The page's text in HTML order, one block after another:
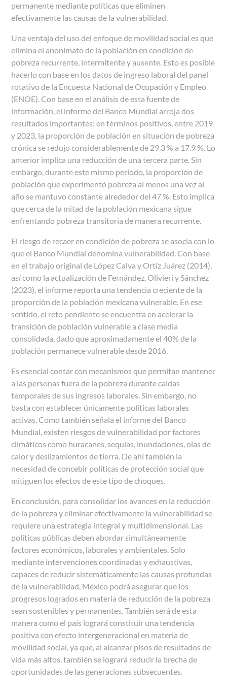
permanente mediante políticas que eliminen
efectivamente las causas de la vulnerabilidad.
Una ventaja del uso del enfoque de movilidad social es que
elimina el anonimato de la población en condición de
pobreza recurrente, intermitente y ausente. Esto es posible
hacerlo con base en los datos de ingreso laboral del panel
rotativo de la Encuesta Nacional de Ocupación y Empleo
(ENOE). Con base en el análisis de esta fuente de
información, el informe del Banco Mundial arroja dos
resultados importantes: en términos positivos, entre 2019
y 2023, la proporción de población en situación de pobreza
crónica se redujo considerablemente de 29.3 % a 17.9 %. Lo
anterior implica una reducción de una tercera parte. Sin
embargo, durante este mismo periodo, la proporción de
población que experimentó pobreza al menos una vez al
año se mantuvo constante alrededor del 47 %. Esto implica
que cerca de la mitad de la población mexicana sigue
enfrentando pobreza transitoria de manera recurrente.
El riesgo de recaer en condición de pobreza se asocia con lo
que el Banco Mundial denomina vulnerabilidad. Con base
en el trabajo original de López Calva y Ortíz Juárez (2014),
así como la actualización de Fernández, Olivieri y Sánchez
(2023), el informe reporta una tendencia creciente de la
proporción de la población mexicana vulnerable. En ese
sentido, el reto pendiente se encuentra en acelerar la
transición de población vulnerable a clase media
consolidada, dado que aproximadamente el 40% de la
población permanece vulnerable desde 2016.
Es esencial contar con mecanismos que permitan mantener
a las personas fuera de la pobreza durante caídas
temporales de sus ingresos laborales. Sin embargo, no
basta con establecer únicamente políticas laborales
activas. Como también señala el informe del Banco
Mundial, existen riesgos de vulnerabilidad por factores
climáticos como huracanes, sequías, inundaciones, olas de
calor y deslizamientos de tierra. De ahí también la
necesidad de concebir políticas de protección social que
mitiguen los efectos de este tipo de choques.
En conclusión, para consolidar los avances en la reducción
de la pobreza y eliminar efectivamente la vulnerabilidad se
requiere una estrategia integral y multidimensional. Las
políticas públicas deben abordar simultáneamente
factores económicos, laborales y ambientales. Solo
mediante intervenciones coordinadas y exhaustivas,
capaces de reducir sistemáticamente las causas profundas
de la vulnerabilidad, México podrá asegurar que los
progresos logrados en materia de reducción de la pobreza
sean sostenibles y permanentes. También será de esta
manera como el país logrará constituir una tendencia
positiva con efecto intergeneracional en materia de
movilidad social, ya que, al alcanzar pisos de resultados de
vida más altos, también se logrará reducir la brecha de
oportunidades de las generaciones subsecuentes.